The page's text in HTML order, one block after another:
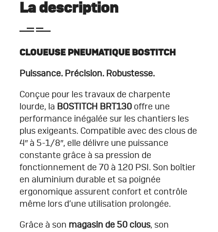
La description
CLOUEUSE PNEUMATIQUE BOSTITCH
Puissance. Précision. Robustesse.
Conçue pour les travaux de charpente
lourde, la BOSTITCH BRT130 offre une
performance inégalée sur les chantiers les
plus exigeants. Compatible avec des clous de
4″ à 5-1/8″, elle délivre une puissance
constante grâce à sa pression de
fonctionnement de 70 à 120 PSI. Son boîtier
en aluminium durable et sa poignée
ergonomique assurent confort et contrôle
même lors d’une utilisation prolongée.
Grâce à son magasin de 50 clous, son